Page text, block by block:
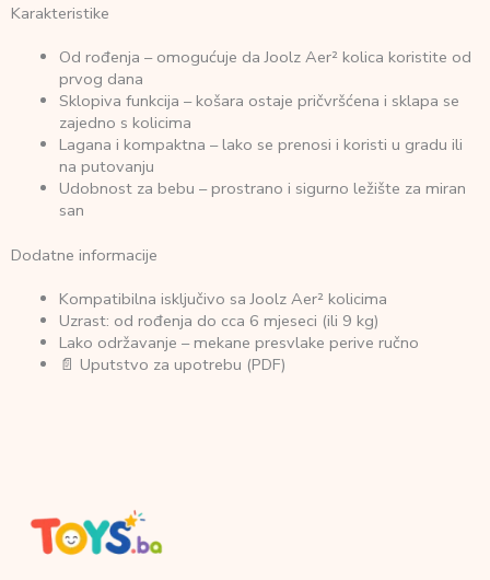
Karakteristike
Od rođenja – omogućuje da Joolz Aer² kolica koristite od
prvog dana
Sklopiva funkcija – košara ostaje pričvršćena i sklapa se
zajedno s kolicima
Lagana i kompaktna – lako se prenosi i koristi u gradu ili
na putovanju
Udobnost za bebu – prostrano i sigurno ležište za miran
san
Dodatne informacije
Kompatibilna isključivo sa Joolz Aer² kolicima
Uzrast: od rođenja do cca 6 mjeseci (ili 9 kg)
Lako održavanje – mekane presvlake perive ručno
📄 Uputstvo za upotrebu (PDF)